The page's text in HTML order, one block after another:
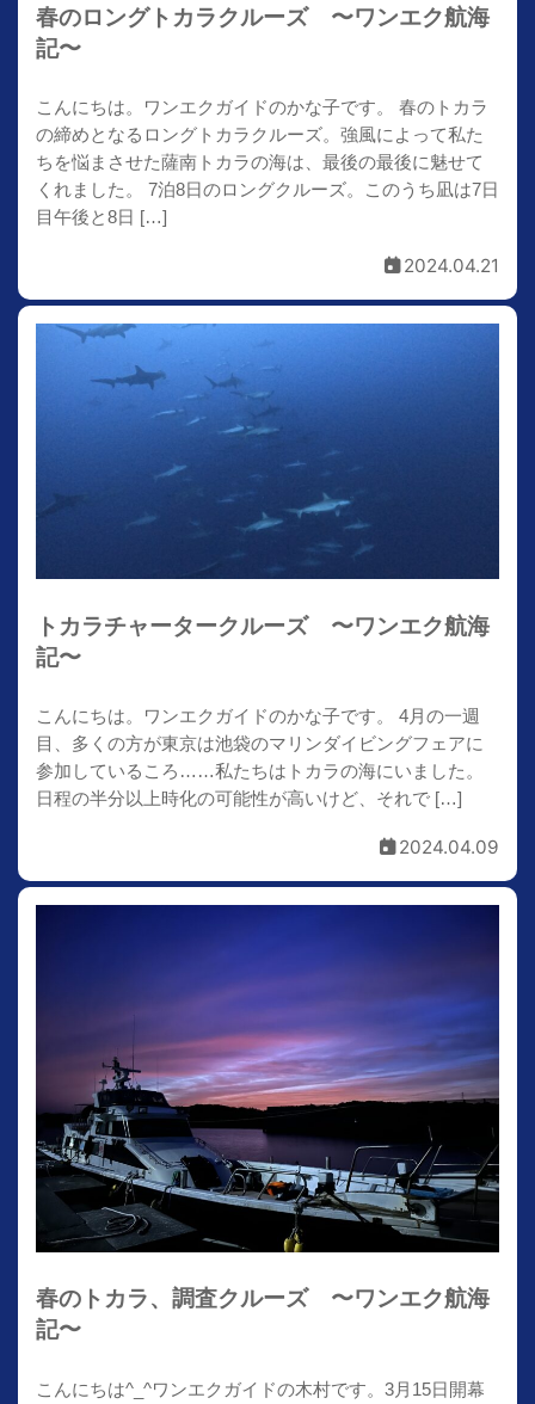
春のロングトカラクルーズ 〜ワンエク航海
記〜
こんにちは。ワンエクガイドのかな子です。 春のトカラ
の締めとなるロングトカラクルーズ。強風によって私た
ちを悩まさせた薩南トカラの海は、最後の最後に魅せて
くれました。 7泊8日のロングクルーズ。このうち凪は7日
目午後と8日 […]
2024.04.21
トカラチャータークルーズ 〜ワンエク航海
記〜
こんにちは。ワンエクガイドのかな子です。 4月の一週
目、多くの方が東京は池袋のマリンダイビングフェアに
参加しているころ……私たちはトカラの海にいました。
日程の半分以上時化の可能性が高いけど、それで […]
2024.04.09
春のトカラ、調査クルーズ 〜ワンエク航海
記〜
こんにちは^_^ワンエクガイドの木村です。3月15日開幕